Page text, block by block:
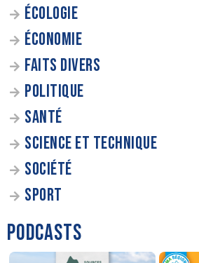
ÉCOLOGIE
ÉCONOMIE
FAITS DIVERS
POLITIQUE
SANTÉ
SCIENCE ET TECHNIQUE
SOCIÉTÉ
SPORT
PODCASTS